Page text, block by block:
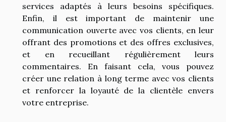
services adaptés à leurs besoins spécifiques.
Enfin, il est important de maintenir une
communication ouverte avec vos clients, en leur
offrant des promotions et des offres exclusives,
et en recueillant régulièrement leurs
commentaires. En faisant cela, vous pouvez
créer une relation à long terme avec vos clients
et renforcer la loyauté de la clientèle envers
votre entreprise.